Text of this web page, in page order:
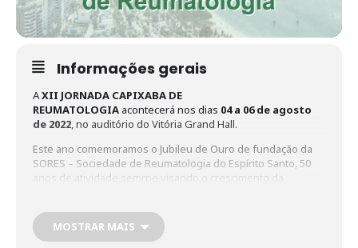
Informações gerais
AXII JORNADA CAPIXABA DE
REUMATOLOGIA acontecerá nos dias 04 a 06 de agosto
de 2022, no auditório do Vitória Grand Hall.
Este ano comemoramos o Jubileu de Ouro de fundação da
SORES – Sociedade de Reumatologia do Espírito Santo, 50
anos de atividade semrpe visando o crescimento da
A comissão científica elaborou a programação com temas
atuais, de grande relevância para a especialidade com o
MOSTRAR MAIS